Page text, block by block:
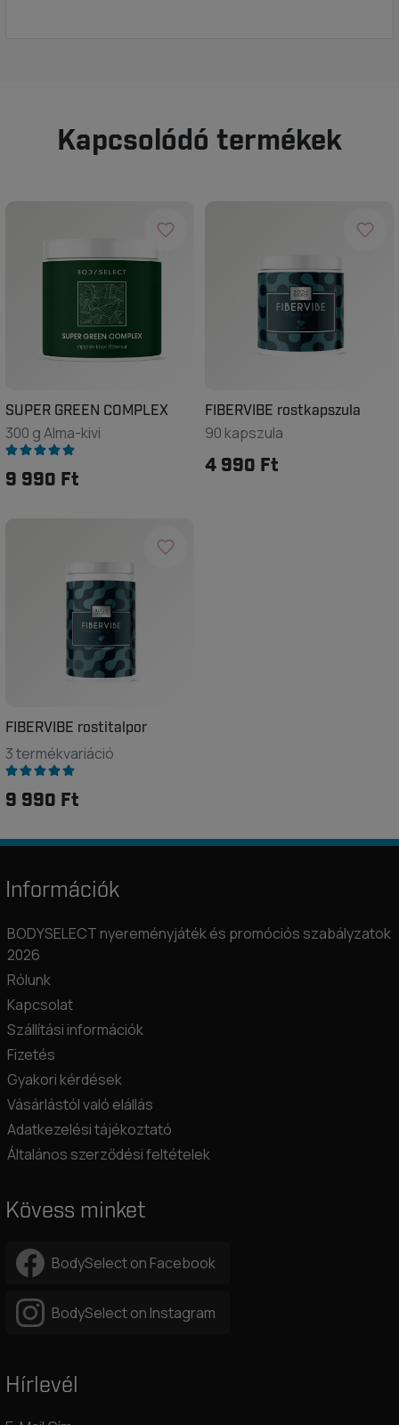
Kapcsolódó termékek
SUPER GREEN COMPLEX
300 g Alma-kivi
9 990 Ft
FIBERVIBE rostkapszula
90 kapszula
4 990 Ft
FIBERVIBE rostitalpor
3 termékvariáció
9 990 Ft
Információk
BODYSELECT nyereményjáték és promóciós szabályzatok
2026
Rólunk
Kapcsolat
Szállítási információk
Fizetés
Gyakori kérdések
Vásárlástól való elállás
Adatkezelési tájékoztató
Általános szerződési feltételek
Kövess minket
BodySelect on Facebook
BodySelect on Instagram
Hírlevél